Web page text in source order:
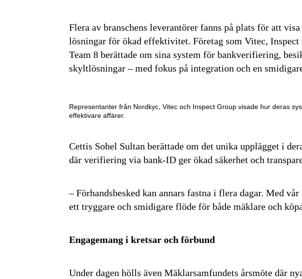
Flera av branschens leverantörer fanns på plats för att
lösningar för ökad effektivitet. Företag som Vitec, Inspect
Team 8 berättade om sina system för bankverifiering,
skyltlösningar – med fokus på integration och en
Representanter från Nordkyc, Vitec och Inspect Group visade hur deras
effektivare affärer.
Cettis Sohel Sultan berättade om det unika upplägget i
där verifiering via bank-ID ger ökad säkerhet och
– Förhandsbesked kan annars fastna i flera dagar. Med
ett tryggare och smidigare flöde för både mäklare och
Engagemang i kretsar och förbund
Under dagen hölls även Mäklarsamfundets årsmöte där